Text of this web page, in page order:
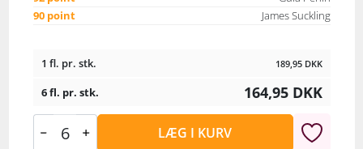
90 point
James Suckling
1 fl. pr. stk. 189,95 DKK
6 fl. pr. stk. 164,95 DKK
LÆG I KURV